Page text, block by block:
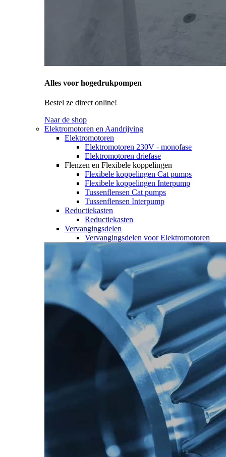
Alles voor hogedrukpompen
Bestel ze direct online!
Naar de shop
Elektromotoren en Aandrijving
Elektromotoren
Elektromotoren 230V - monofase
Elektromotoren driefase
Flenzen en Flexibele koppelingen
Flexibele koppelingen Cat pumps
Flexibele koppelingen Interpump
Tussenflensen Cat pumps
Tussenflensen Interpump
Reductiekasten
Reductiekasten
Vervangingsdelen
Vervangingsdelen voor Elektromotoren